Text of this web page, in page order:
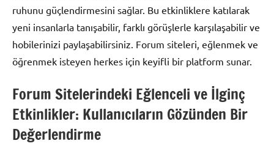
ruhunu güçlendirmesini sağlar. Bu etkinliklere katılarak
yeni insanlarla tanışabilir, farklı görüşlerle karşılaşabilir ve
hobilerinizi paylaşabilirsiniz. Forum siteleri, eğlenmek ve
öğrenmek isteyen herkes için keyifli bir platform sunar.
Forum Sitelerindeki Eğlenceli ve İlginç
Etkinlikler: Kullanıcıların Gözünden Bir
Değerlendirme